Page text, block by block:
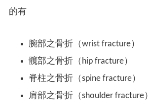
的有
腕部之骨折（wrist fracture）
髖部之骨折（hip fracture）
脊柱之骨折（spine fracture）
肩部之骨折（shoulder fracture）